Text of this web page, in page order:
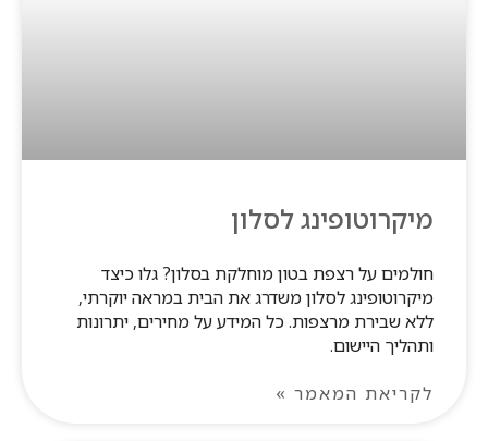
מיקרוטופינג לסלון
חולמים על רצפת בטון מוחלקת בסלון? גלו כיצד
מיקרוטופינג לסלון משדרג את הבית במראה יוקרתי,
ללא שבירת מרצפות. כל המידע על מחירים, יתרונות
ותהליך היישום.
לקריאת המאמר »